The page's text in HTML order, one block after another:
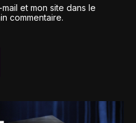
et mon site dans le
commentaire.